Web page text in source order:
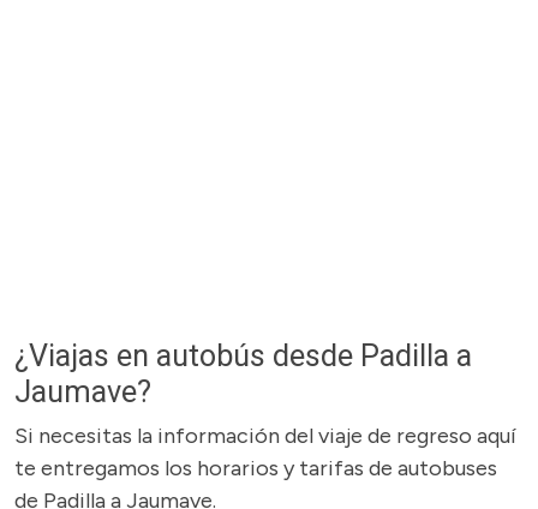
¿Viajas en autobús desde Padilla a
Jaumave?
Si necesitas la información del viaje de regreso aquí
te entregamos los horarios y tarifas de autobuses
de Padilla a Jaumave.